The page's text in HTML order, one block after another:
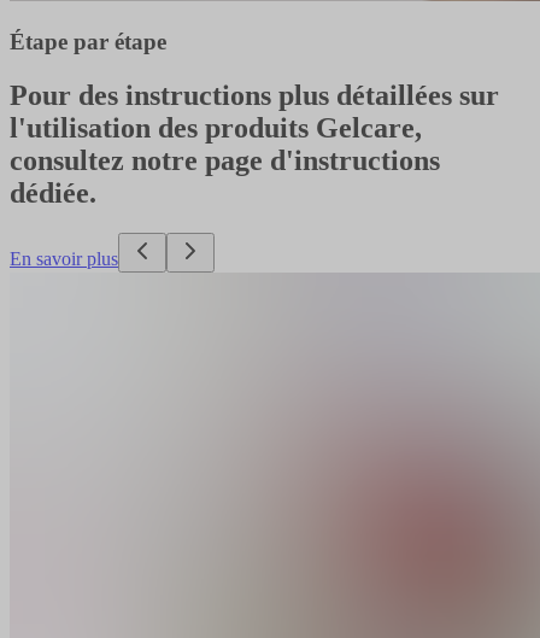
Étape par étape
Pour des instructions plus détaillées sur
l'utilisation des produits Gelcare,
consultez notre page d'instructions
dédiée.
En savoir plus